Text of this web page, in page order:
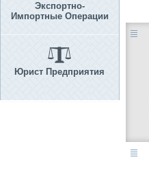
Экспортно-
Импортные Операции
Юрист Предприятия